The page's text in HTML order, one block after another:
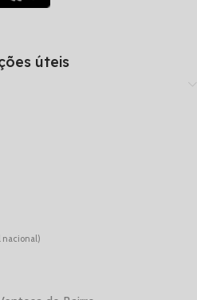
nacional)
úteis